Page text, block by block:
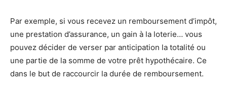
Par exemple, si vous recevez un remboursement d’impôt,
une prestation d’assurance, un gain à la loterie… vous
pouvez décider de verser par anticipation la totalité ou
une partie de la somme de votre prêt hypothécaire. Ce
dans le but de raccourcir la durée de remboursement.